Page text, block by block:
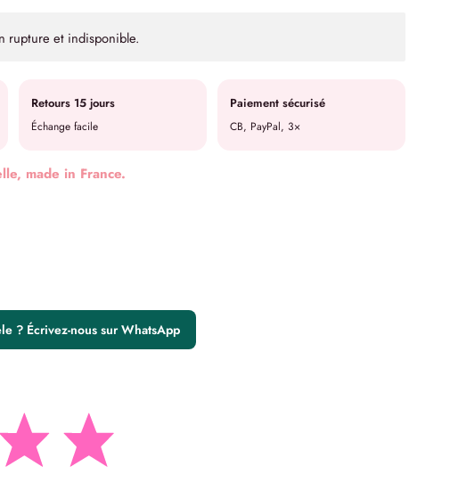
rupture et indisponible.
Retours 15 jours
Échange facile
Paiement sécurisé
CB, PayPal, 3×
made in France.
? Écrivez-nous sur WhatsApp